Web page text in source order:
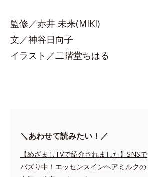
監修／赤井 未来(MIKI)
文／神谷日向子
イラスト／二階堂ちはる
＼あわせて読みたい！／
【めざましTVで紹介されました】SNSで
バズり中！エッセンスインヘアミルクの